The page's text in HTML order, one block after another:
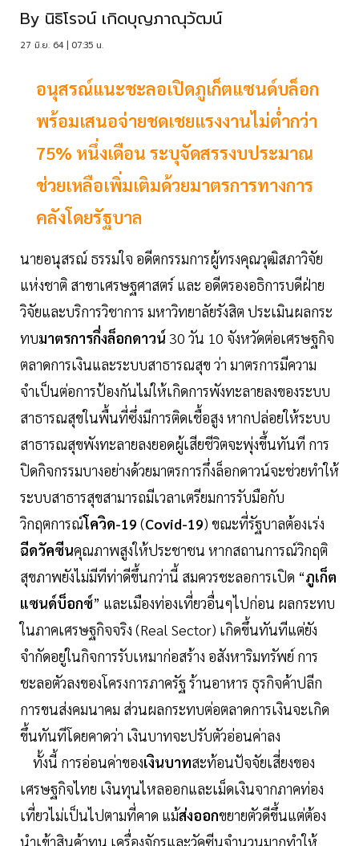
By นิธิโรจน์ เกิดบุญภาณุวัฒน์
27 มิ.ย. 64 | 07:35 น.
อนุสรณ์แนะชะลอเปิดภูเก็ตแซนด์บล็อก
พร้อมเสนอจ่ายชดเชยแรงงานไม่ต่ำกว่า
75% หนึ่งเดือน ระบุจัดสรรงบประมาณ
ช่วยเหลือเพิ่มเติมด้วยมาตรการทางการ
คลังโดยรัฐบาล
นายอนุสรณ์ ธรรมใจ อดีตกรรมการผู้ทรงคุณวุฒิสภาวิจัย
แห่งชาติ สาขาเศรษฐศาสตร์ และ อดีตรองอธิการบดีฝ่าย
วิจัยและบริการวิชาการ มหาวิทยาลัยรังสิต ประเมินผลกระ
ทบมาตรการกึ่งล็อกดาวน์ 30 วัน 10 จังหวัดต่อเศรษฐกิจ
ตลาดการเงินและระบบสาธารณสุข ว่า มาตรการมีความ
จำเป็นต่อการป้องกันไม่ให้เกิดการพังทะลายลงของระบบ
สาธารณสุขในพื้นที่ซึ่งมีการติดเชื้อสูง หากปล่อยให้ระบบ
สาธารณสุขพังทะลายลงยอดผู้เสียชีวิตจะพุ่งขึ้นทันที การ
ปิดกิจกรรมบางอย่างด้วยมาตรการกึ่งล็อกดาวน์จะช่วยทำให้
ระบบสาธารสุขสามารถมีเวลาเตรียมการรับมือกับ
วิกฤตการณ์โควิด-19 (Covid-19) ขณะที่รัฐบาลต้องเร่ง
ฉีดวัคซีนคุณภาพสูงให้ประชาชน หากสถานการณ์วิกฤติ
สุขภาพยังไม่มีทีท่าดีขึ้นกว่านี้ สมควรชะลอการเปิด “ภูเก็ต
แซนด์บ็อกซ์” และเมืองท่องเที่ยวอื่นๆไปก่อน ผลกระทบ
ในภาคเศรษฐกิจจริง (Real Sector) เกิดขึ้นทันทีแต่ยัง
จำกัดอยู่ในกิจการรับเหมาก่อสร้าง อสังหาริมทรัพย์ การ
ชะลอตัวลงของโครงการภาครัฐ ร้านอาหาร ธุรกิจค้าปลีก
การขนส่งคมนาคม ส่วนผลกระทบต่อตลาดการเงินจะเกิด
ขึ้นทันทีโดยคาดว่า เงินบาทจะปรับตัวอ่อนค่าลง
ทั้งนี้ การอ่อนค่าของเงินบาทสะท้อนปัจจัยเสี่ยงของ
เศรษฐกิจไทย เงินทุนไหลออกและเม็ดเงินจากภาคท่อง
เที่ยวไม่เป็นไปตามที่คาด แม้ส่งออกขยายตัวดีขึ้นแต่ต้อง
นำเข้าสินค้าทุน เครื่องจักรและวัคซีนจำนวนมากทำให้